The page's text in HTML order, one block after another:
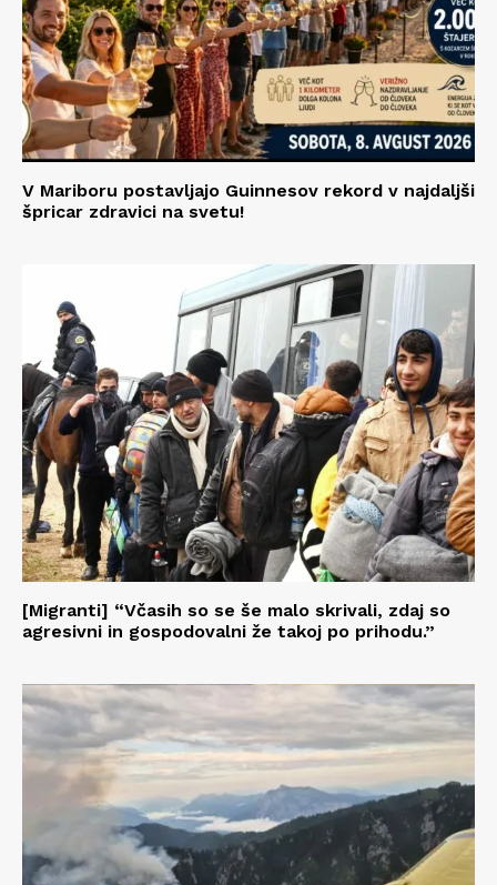
V Mariboru postavljajo Guinnesov rekord v najdaljši
špricar zdravici na svetu!
[Migranti] “Včasih so se še malo skrivali, zdaj so
agresivni in gospodovalni že takoj po prihodu.”